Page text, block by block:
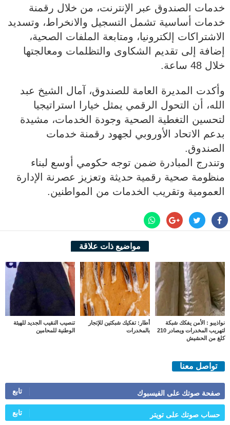
خدمات الصندوق عبر الإنترنت، من خلال رقمنة
خدمات أساسية تشمل التسجيل والانخراط، وتسديد
الاشتراكات إلكترونيا، ومتابعة الملفات الصحية،
إضافة إلى تقديم الشكاوى والتظلمات ومعالجتها
خلال 48 ساعة.
وأكدت المديرة العامة للصندوق، آمال الشيخ عبد
الله، أن التحول الرقمي يمثل خيارا استراتيجيا
لتحسين التغطية الصحية وجودة الخدمات، مشيدة
بدعم الاتحاد الأوروبي لجهود رقمنة خدمات
الصندوق.
وتندرج المبادرة ضمن توجه حكومي أوسع لبناء
منظومة صحية رقمية حديثة وتعزيز عصرنة الإدارة
العمومية وتقريب الخدمات من المواطنين.
مواضيع ذات علاقة
نواذيبو : الأمن يفكك شبكة
لتهريب المخدرات ويصادر 210
كلغ من الحشيش
أطار: تفكيك شبكتين للإتجار
بالمخدرات
تنصيب النقيب الجديد للهيئة
الوطنية للمحامين
تواصل معنا
صفحة صوتك على الفيسبوك تابع
حساب صوتك على تويتر تابع